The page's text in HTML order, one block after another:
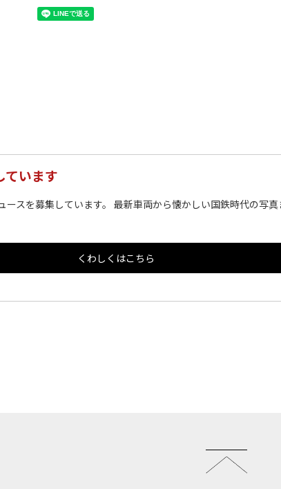
ています
ースを募集しています。 最新車両から懐かしい国鉄時代の写
くわしくはこちら